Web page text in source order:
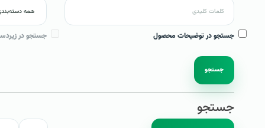
جستجو در توضیحات محصول جستجو در
جستجو
جستجو